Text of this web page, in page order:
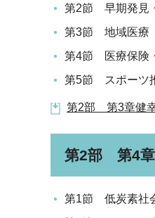
第2節 早期発見
第3節 地域医療
第4節 医療保険
第5節 スポーツ
第2部 第3章健幸
第2部 第4章
第1節 低炭素社